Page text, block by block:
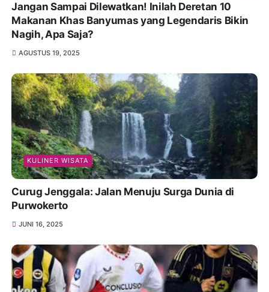
Jangan Sampai Dilewatkan! Inilah Deretan 10
Makanan Khas Banyumas yang Legendaris Bikin
Nagih, Apa Saja?
AGUSTUS 19, 2025
KULINER WISATA
Curug Jenggala: Jalan Menuju Surga Dunia di
Purwokerto
JUNI 16, 2025